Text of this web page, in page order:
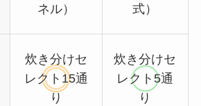
ネル）
式）
炊き分けセ
レクト15通
り
炊き分けセ
レクト5通
り